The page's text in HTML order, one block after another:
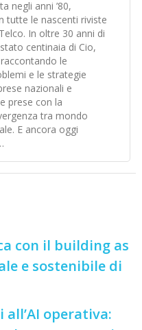
negli anni ’80,
tutte le nascenti riviste
In oltre 30 anni di
centinaia di Cio,
le
e le strategie
nazionali e
prese con la
tra mondo
E ancora oggi
con il building as
e sostenibile di
operativa: